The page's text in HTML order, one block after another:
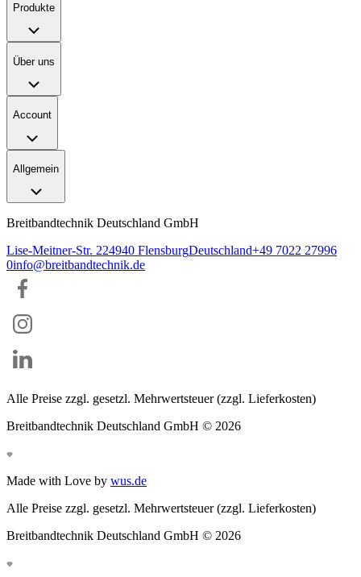
Produkte
Über uns
Account
Allgemein
Breitbandtechnik Deutschland GmbH
Lise-Meitner-Str. 224940 FlensburgDeutschland+49 7022 27996
0info@breitbandtechnik.de
Alle Preise zzgl. gesetzl. Mehrwertsteuer (zzgl. Lieferkosten)
Breitbandtechnik Deutschland GmbH © 2026
Made with Love by wus.de
Alle Preise zzgl. gesetzl. Mehrwertsteuer (zzgl. Lieferkosten)
Breitbandtechnik Deutschland GmbH © 2026